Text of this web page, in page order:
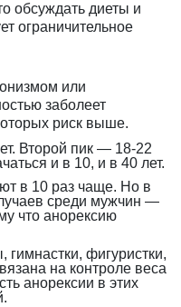
обсуждать диеты и
ограничительное
или
заболеет
риск выше.
Второй пик — 18-22
и в 10, и в 40 лет.
в 10 раз чаще. Но в
среди мужчин —
что анорексию
фигуристки,
на контроле веса
анорексии в этих